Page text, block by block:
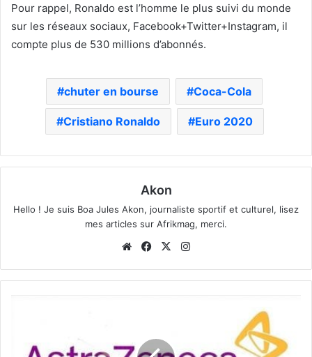
Pour rappel, Ronaldo est l’homme le plus suivi du monde
sur les réseaux sociaux, Facebook+Twitter+Instagram, il
compte plus de 530 millions d’abonnés.
chuter en bourse Coca-Cola
Cristiano Ronaldo Euro 2020
Akon
Hello ! Je suis Boa Jules Akon, journaliste sportif et culturel, lisez
mes articles sur Afrikmag, merci.
WebsiteFacebook
X